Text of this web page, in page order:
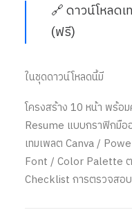
🔗ดาวน์โหลด
(ฟรี)
ในชุดดาวน์โหลดนี้มี
โครงสร้าง 10 หน้า พร้อ
Resume แบบกราฟิกมือ
เทมเพลต Canva /
Font / Color Palette
Checklist การตรวจสอ